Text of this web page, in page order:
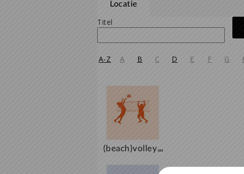
Locatie
Titel
A-Z A B C D E F G
(beach)volley...